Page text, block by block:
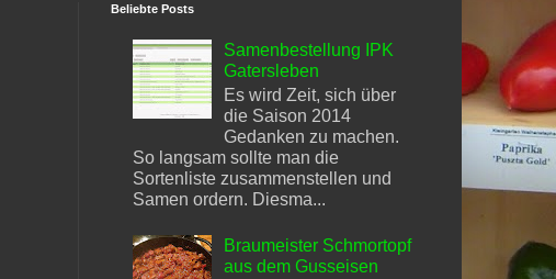
Beliebte Posts
Samenbestellung IPK
Gatersleben
Es wird Zeit, sich über
die Saison 2014
Gedanken zu machen.
So langsam sollte man die
Sortenliste zusammenstellen und
Samen ordern. Diesma...
Braumeister Schmortopf
aus dem Gusseisen